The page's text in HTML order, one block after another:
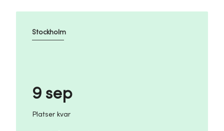
9 sep
Platser kvar
Stockholm